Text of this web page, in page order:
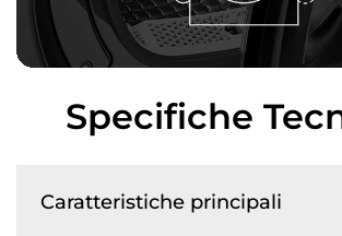
Specifiche
Caratteristiche principali